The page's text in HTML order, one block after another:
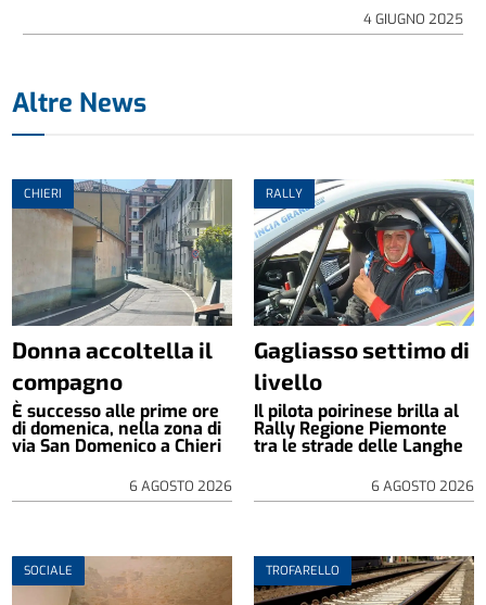
4 GIUGNO 2025
Altre News
CHIERI
Donna accoltella il
compagno
È successo alle prime ore
di domenica, nella zona di
via San Domenico a Chieri
6 AGOSTO 2026
RALLY
Gagliasso settimo di
livello
Il pilota poirinese brilla al
Rally Regione Piemonte
tra le strade delle Langhe
6 AGOSTO 2026
SOCIALE TROFARELLO